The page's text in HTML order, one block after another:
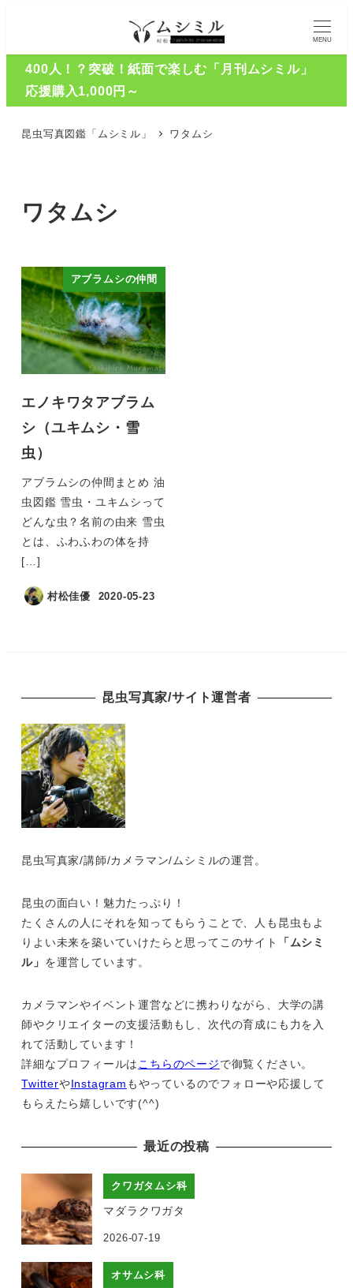
MENU
400人！？突破！紙面で楽しむ「月刊ムシミル」
応援購入1,000円～
昆虫写真図鑑「ムシミル」 ワタムシ
ワタムシ
アブラムシの仲間
エノキワタアブラム
シ（ユキムシ・雪
虫）
アブラムシの仲間まとめ 油
虫図鑑 雪虫・ユキムシって
どんな虫？名前の由来 雪虫
とは、ふわふわの体を持
[…]
村松佳優 2020-05-23
昆虫写真家/サイト運営者
昆虫写真家/講師/カメラマン/ムシミルの運営。
昆虫の面白い！魅力たっぷり！
たくさんの人にそれを知ってもらうことで、人も昆虫もよ
りよい未来を築いていけたらと思ってこのサイト
「ムシミ
ル」 を運営しています。
カメラマンやイベント運営などに携わりながら、大学の講
師やクリエイターの支援活動もし、次代の育成にも力を入
れて活動しています！
詳細なプロフィールは こちらのページで御覧ください。
TwitterやInstagram もやっているのでフォローや応援して
もらえたら嬉しいです(^^)
最近の投稿
クワガタムシ科
マダラクワガタ
2026-07-19
オサムシ科